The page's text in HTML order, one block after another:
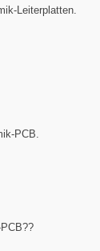
Leiterplatten.
PCB.